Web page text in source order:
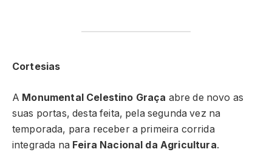
Cortesias
A Monumental Celestino Graça abre de novo as
suas portas, desta feita, pela segunda vez na
temporada, para receber a primeira corrida
integrada na Feira Nacional da Agricultura.